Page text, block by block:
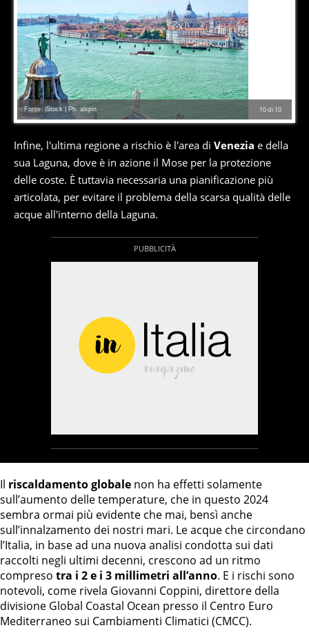
10di 10
Fonte: iStock | Ph. alxpin
Infine, l'ultima regione a rischio è l'area di Venezia e della
sua Laguna, dove è in azione il Mose per la protezione
delle coste. È tuttavia necessaria una pianificazione più
articolata, per evitare il problema della scarsa qualità delle
acque all'interno della Laguna.
Il riscaldamento globale non ha effetti solamente
sull’aumento delle temperature, che in questo 2024
sembra ormai più evidente che mai, bensì anche
sull’innalzamento dei nostri mari. Le acque che circondano
l’Italia, in base ad una nuova analisi condotta sui dati
raccolti negli ultimi decenni, crescono ad un ritmo
compreso tra i 2 e i 3 millimetri all’anno. E i rischi sono
notevoli, come rivela Giovanni Coppini, direttore della
divisione Global Coastal Ocean presso il Centro Euro
Mediterraneo sui Cambiamenti Climatici (CMCC).